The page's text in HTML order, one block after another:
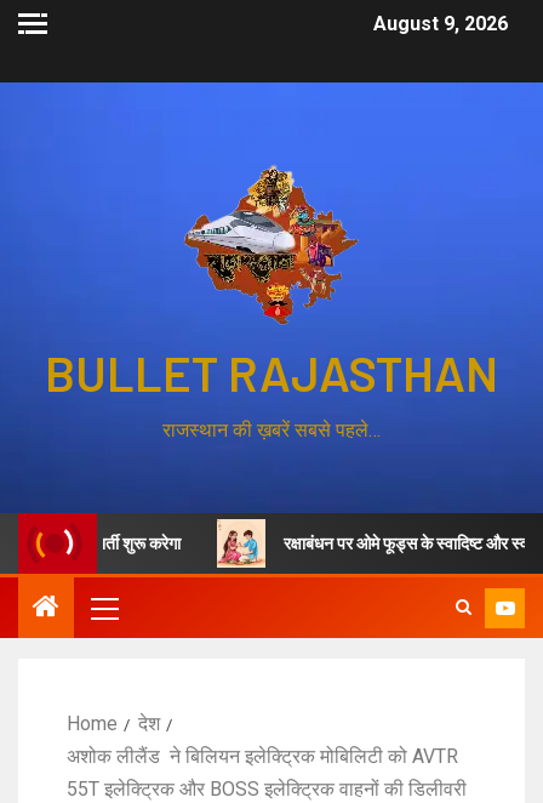
August 9, 2026
BULLET RAJASTHAN
राजस्थान की ख़बरें सबसे पहले…
भर्ती शुरू करेगा रक्षाबंधन पर ओमे फूड्स के स्वादिष्ट और
Home
देश
अशोक लीलैंड ने बिलियन इलेक्ट्रिक मोबिलिटी को AVTR
55T इलेक्ट्रिक और BOSS इलेक्ट्रिक वाहनों की डिलीवरी